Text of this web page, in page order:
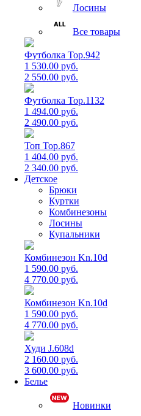
Лосины
Все товары
Футболка Top.942
1 530.00 руб.
2 550.00 руб.
Футболка Top.1132
1 494.00 руб.
2 490.00 руб.
Топ Top.867
1 404.00 руб.
2 340.00 руб.
Детское
Брюки
Куртки
Комбинезоны
Лосины
Купальники
Комбинезон Kn.10d
1 590.00 руб.
4 770.00 руб.
Комбинезон Kn.10d
1 590.00 руб.
4 770.00 руб.
Худи J.608d
2 160.00 руб.
3 600.00 руб.
Белье
Новинки